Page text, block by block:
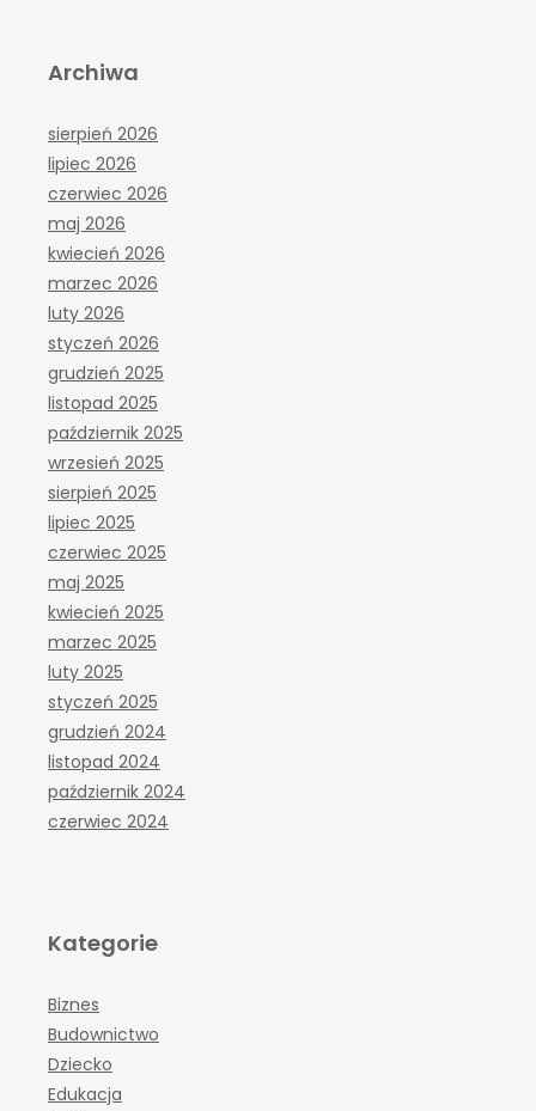
Archiwa
sierpień 2026
lipiec 2026
czerwiec 2026
maj 2026
kwiecień 2026
marzec 2026
luty 2026
styczeń 2026
grudzień 2025
listopad 2025
październik 2025
wrzesień 2025
sierpień 2025
lipiec 2025
czerwiec 2025
maj 2025
kwiecień 2025
marzec 2025
luty 2025
styczeń 2025
grudzień 2024
listopad 2024
październik 2024
czerwiec 2024
Kategorie
Biznes
Budownictwo
Dziecko
Edukacja